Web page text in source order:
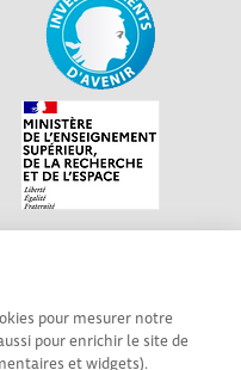
pour mesurer notre
pour enrichir le site de
et widgets).
: Echosciences
Propulsé par